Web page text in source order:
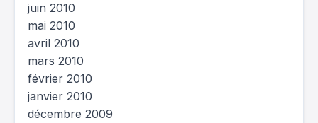
juin 2010
mai 2010
avril 2010
mars 2010
février 2010
janvier 2010
décembre 2009